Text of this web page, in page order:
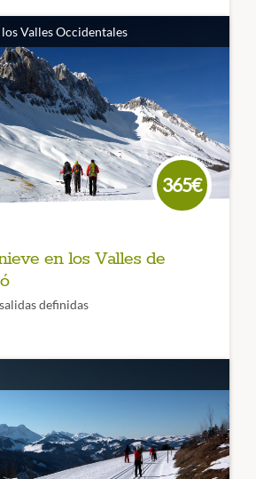
de las montañas nevadas más
Anayet y Peña Telera.
Disfruta de estos paisajes con las
Valles Occidentales
365€
en los Valles de
definidas
en PirineosUn rincón perdido donde
de ensueño de la mano de un guía